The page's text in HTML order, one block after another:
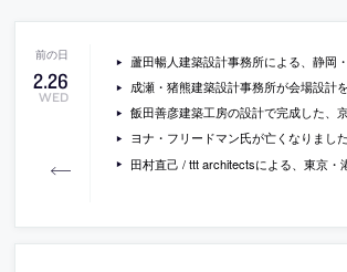
2.26
WED
蘆田暢人建築設計事務所による、静岡・熱海
成瀬・猪熊建築設計事務所が会場設計を手掛けた「2019
飯田善彦建築工房の設計で完成した、京都市の「龍谷大学深草キ
ヨナ・フリードマン氏が亡くなりました
田村直己 / ttt architectsによる、東京・港区の飲